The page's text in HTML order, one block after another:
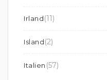
Irland(11)
Island(2)
Italien (57)